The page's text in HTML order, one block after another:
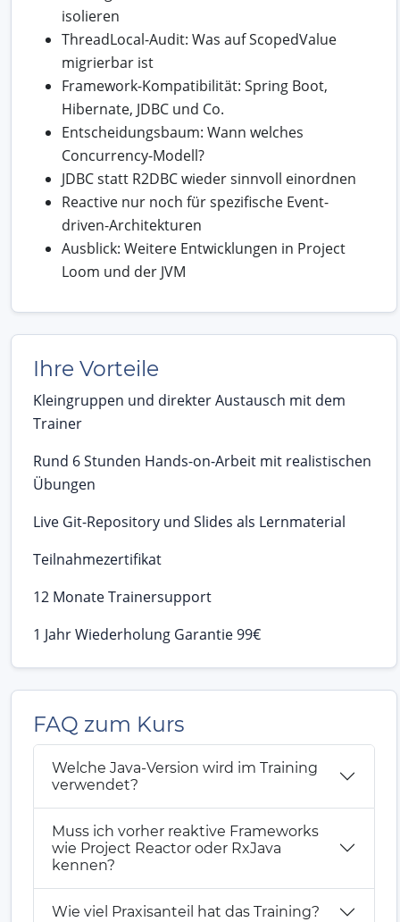
isolieren
ThreadLocal-Audit: Was auf ScopedValue
migrierbar ist
Framework-Kompatibilität: Spring Boot,
Hibernate, JDBC und Co.
Entscheidungsbaum: Wann welches
Concurrency-Modell?
JDBC statt R2DBC wieder sinnvoll einordnen
Reactive nur noch für spezifische Event-
driven-Architekturen
Ausblick: Weitere Entwicklungen in Project
Loom und der JVM
Ihre Vorteile
Kleingruppen und direkter Austausch mit dem
Trainer
Rund 6 Stunden Hands-on-Arbeit mit realistischen
Übungen
Live Git-Repository und Slides als Lernmaterial
Teilnahmezertifikat
12 Monate Trainersupport
1 Jahr Wiederholung Garantie 99€
FAQ zum Kurs
Welche Java-Version wird im Training
verwendet?
Muss ich vorher reaktive Frameworks
wie Project Reactor oder RxJava
kennen?
Wie viel Praxisanteil hat das Training?